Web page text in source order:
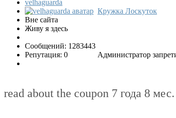
velhaguarda
Вне сайта
Живу я здесь
Сообщений: 1283443
Репутация: 0
Кружка Лоскуток
Администратор
read about the coupon 7 года 8